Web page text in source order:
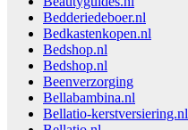
Bedderiedeboer.nl
Bedkastenkopen.nl
Bedshop.nl
Bedshop.nl
Beenverzorging
Bellabambina.nl
Bellatio-kerstversiering.nl